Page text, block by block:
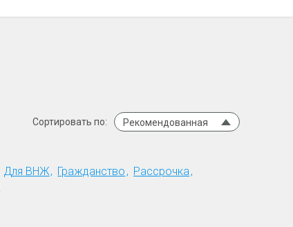
Сортировать по: Рекомендованная
Для ВНЖ Гражданство
Рассрочка